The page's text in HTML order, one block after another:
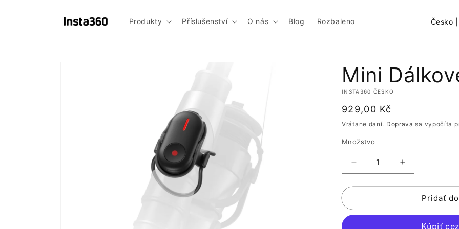
Produkty Příslušenství O nás Blog Rozbaleno
K
j
i
/
a
s
ť
Mini
INSTA360 ČESKO
Normálna
cena
929,00 Kč
Vrátane daní. Doprava sa vypočíta
Množstvo
množstvo
pre
Dálkové
Zvýšiť
množstvo
pre
Dálkové
Pridať